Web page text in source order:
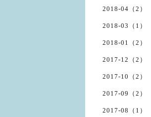
2018-04（2）
2018-03（1）
2018-01（2）
2017-12（2）
2017-10（2）
2017-09（2）
2017-08（1）